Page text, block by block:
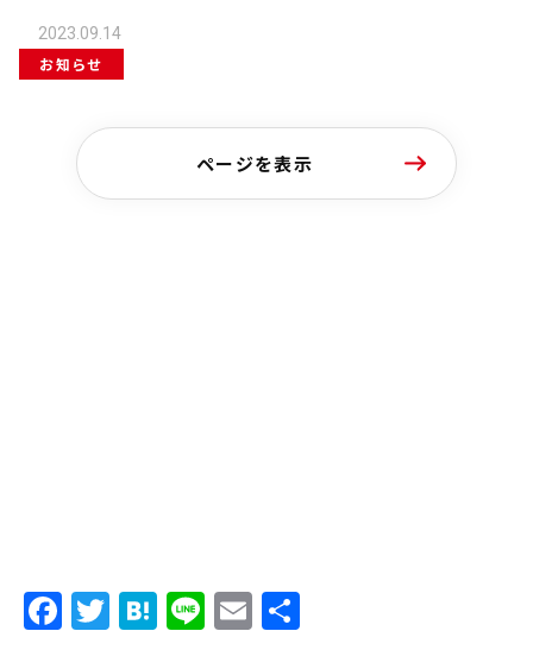
2023.09.14
お知らせ
ページを表示
Facebook
Twitter
Hatena
LineEmail